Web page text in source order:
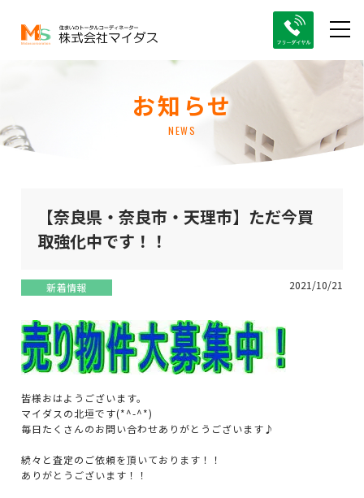
お知らせ
NEWS
【奈良県・奈良市・天理市】ただ今買
取強化中です！！
新着情報 2021/10/21
皆様おはようございます。
マイダスの北垣です(*^-^*)
毎日たくさんのお問い合わせありがとうございます♪
続々と査定のご依頼を頂いております！！
ありがとうございます！！